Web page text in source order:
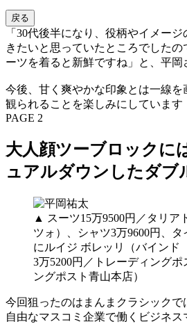
戻る
「30代後半になり、役柄やイメー
きたいと思っていたところでした
ーツを着ると新鮮ですね」と、平岡
今後、甘く爽やかな印象とは一線
観られることを楽しみにしています
PAGE 2
大人顔ツーブロックに
ュアルダウンしたダブ
▲ スーツ15万9500円／タリア
ツォ）、シャツ3万9600円、タ
にルイジ ボレッリ（バインド
3万5200円／トレーディングポ
ングポスト青山本店）
今回狙ったのはまんまクラシック
自由なマスコミ企業で働くビジネ